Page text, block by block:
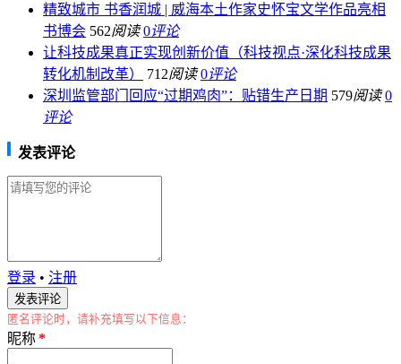
精致城市 书香润城 | 威海本土作家史怀宝文学作品亮相
书博会 562阅读 0评论
让科技成果真正实现创新价值（科技视点·深化科技成果
转化机制改革）
712阅读 0评论
深圳监管部门回应“过期鸡肉”：贴错生产日期 579阅读 0
评论
发表评论
登录 • 注册
匿名评论时，请补充填写以下信息：
昵称*